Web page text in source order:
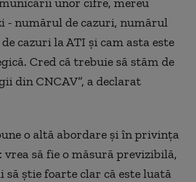
- numărul de cazuri, numărul
cazuri la ATI și cam asta este
Cred că trebuie să stăm de
din CNCAV”, a declarat
o altă abordare și în privința
să fie o măsură previzibilă,
să știe foarte clar că este luată